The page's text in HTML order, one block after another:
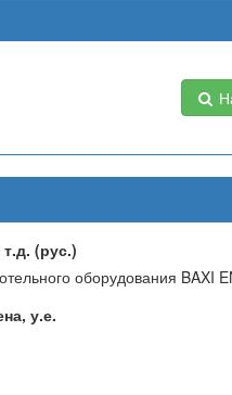
(рус.)
оборудования BAXI
у.е.